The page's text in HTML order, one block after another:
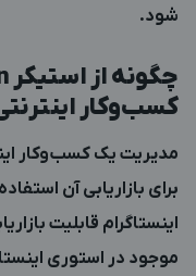
شود.
چگونه از استیکر
کسب‌وکار
مدیریت یک کسب‌وکار
برای بازاریابی آن
اینستاگرام قابلیت
موجود در استوری